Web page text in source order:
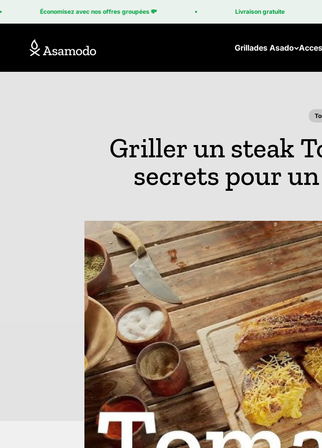
Passer au contenu
Économisez avec nos offres groupées 💸 Livraison gratuite
Grillades Asado
Asamodo
Griller un steak
secrets pour